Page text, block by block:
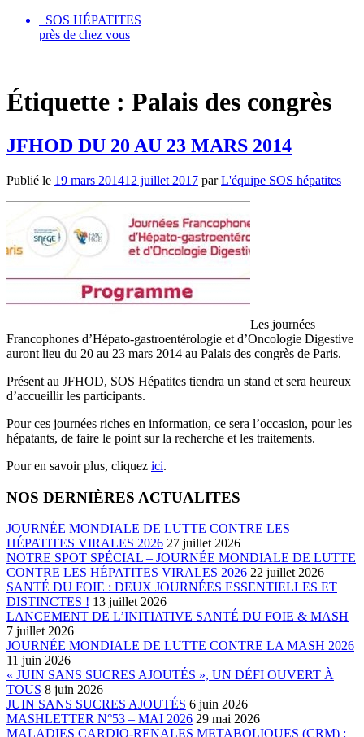
SOS HÉPATITES
près de chez vous
Étiquette : Palais des congrès
JFHOD DU 20 AU 23 MARS 2014
Publié le 19 mars 201412 juillet 2017 parL'équipe SOS hépatites
Les journées
Francophones d’Hépato-gastroentérologie et d’Oncologie Digestive
auront lieu du 20 au 23 mars 2014 au Palais des congrès de Paris.
Présent au JFHOD, SOS Hépatites tiendra un stand et sera heureux
d’accueillir les participants.
Pour ces journées riches en information, ce sera l’occasion, pour les
hépatants, de faire le point sur la recherche et les traitements.
Pour en savoir plus, cliquez ici.
NOS DERNIÈRES ACTUALITES
JOURNÉE MONDIALE DE LUTTE CONTRE LES
HÉPATITES VIRALES 2026 27 juillet 2026
NOTRE SPOT SPÉCIAL – JOURNÉE MONDIALE DE LUTTE
CONTRE LES HÉPATITES VIRALES 2026 22 juillet 2026
SANTÉ DU FOIE : DEUX JOURNÉES ESSENTIELLES ET
DISTINCTES ! 13 juillet 2026
LANCEMENT DE L’INITIATIVE SANTÉ DU FOIE & MASH
7 juillet 2026
JOURNÉE MONDIALE DE LUTTE CONTRE LA MASH 2026
11 juin 2026
« JUIN SANS SUCRES AJOUTÉS », UN DÉFI OUVERT À
TOUS 8 juin 2026
JUIN SANS SUCRES AJOUTÉS 6 juin 2026
MASHLETTER N°53 – MAI 2026 29 mai 2026
MALADIES CARDIO-RENALES METABOLIQUES (CRM) :